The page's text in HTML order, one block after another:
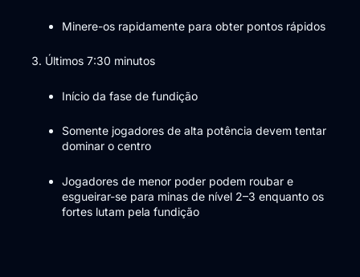
Minere-os rapidamente para obter pontos rápidos
Últimos 7:30 minutos
Início da fase de fundição
Somente jogadores de alta potência devem tentar
dominar o centro
Jogadores de menor poder podem roubar e
esgueirar-se para minas de nível 2–3 enquanto os
fortes lutam pela fundição